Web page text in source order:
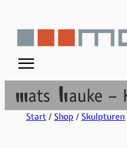
☰
Start/ Shop / Skulpturen